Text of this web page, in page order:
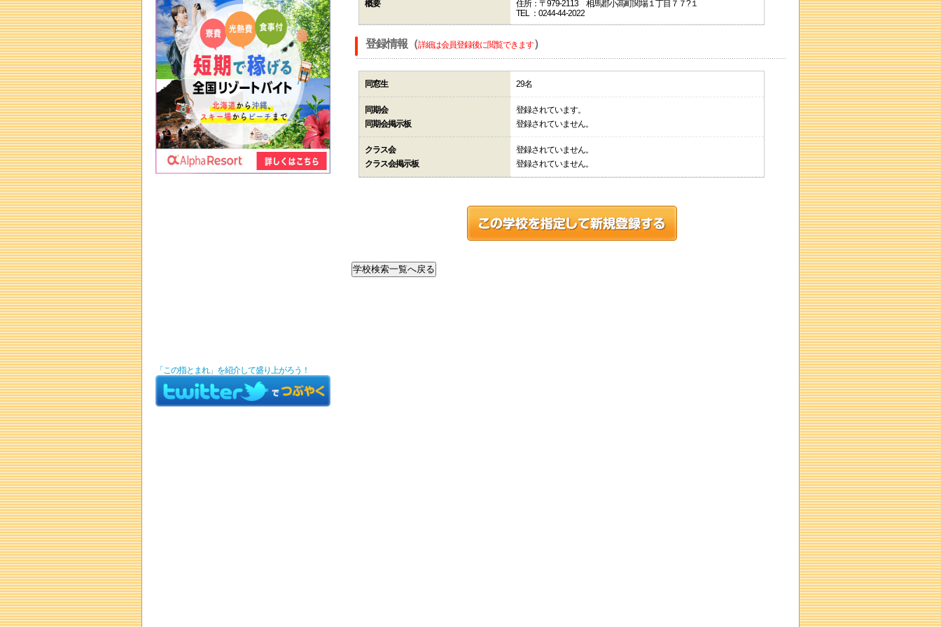
概要
住所：〒979-2113 相馬郡小高町関場１丁目７７?１
TEL ：0244-44-2022
登録情報（詳細は会員登録後に閲覧できます）
同窓生 29名
同期会
同期会掲示板
登録されています。
登録されていません。
クラス会
クラス会掲示板
登録されていません。
登録されていません。
「この指とまれ」を紹介して盛り上がろう！